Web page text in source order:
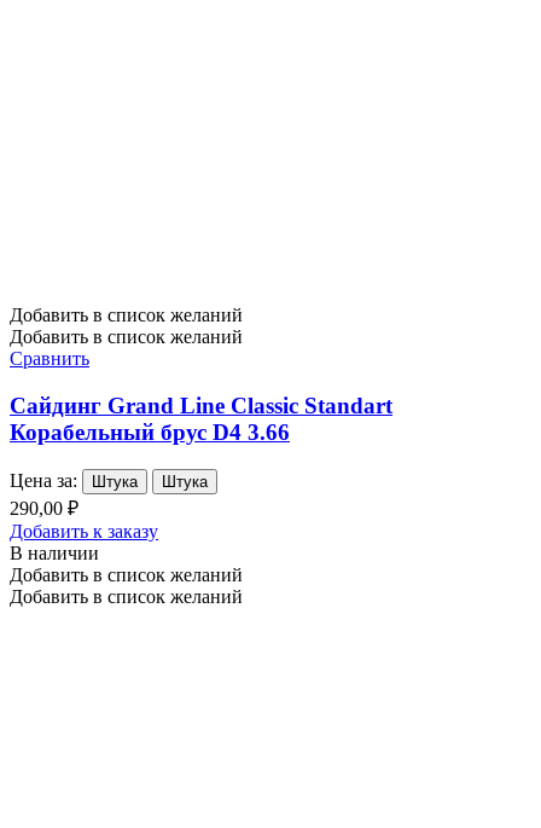
Добавить в список желаний
Добавить в список желаний
Сравнить
Сайдинг Grand Line Classic Standart
Корабельный брус D4 3.66
Цена за: Штука Штука
290,00 ₽
Добавить к заказу
В наличии
Добавить в список желаний
Добавить в список желаний